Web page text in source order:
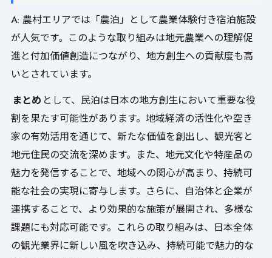
A: 農村エリアでは「農泊」として農業体験付き宿泊施設
が人気です。このような取り組みは地元農業への理解促
進と付加価値創造につながり、地方創生への貢献度も高
いとされています。
まとめ として、民泊は日本の地方創生において重要な役
割を果たす可能性があります。地域経済の活性化や空き
家の有効活用を通じて、新たな価値を創出し、観光客と
地元住民の交流を深めます。また、地元文化や特産品の
魅力を発信することで、地域への関心が高まり、持続可
能な社会の実現に寄与します。さらに、自治体と企業が
連携することで、より効果的な施策が展開され、多様な
課題にも対応可能です。これらの取り組みは、日本全体
の観光業界に新しい風を吹き込み、持続可能で魅力的な